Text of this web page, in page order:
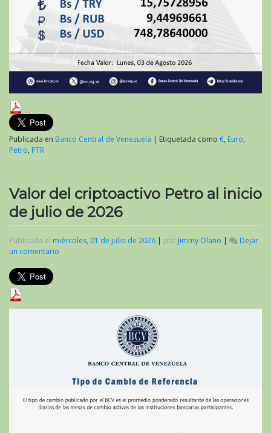
Publicada en Banco Central de Venezuela | Etiquetada como €, Euro,
Petro, PTR
Valor del criptoactivo Petro al inicio
de julio de 2026
Publicada el miércoles, 01 de julio de 2026 | por Jimmy Olano |
Dejar
un comentario